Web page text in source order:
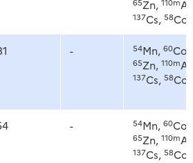
Zn,
137Cs, 58Co
- 54Mn, 60Co,
65Zn, 110m
137Cs, 58Co
- 54Mn, 60Co,
65Zn, 110m
137Cs, 58Co